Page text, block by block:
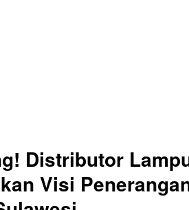
Distributor
Visi